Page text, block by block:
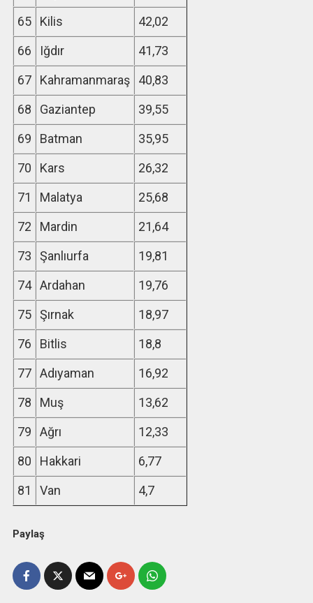
65
Kilis
42,02
66
Iğdır
41,73
67
Kahramanmaraş
40,83
68
Gaziantep
39,55
69
Batman
35,95
70
Kars
26,32
71
Malatya
25,68
72
Mardin
21,64
73
Şanlıurfa
19,81
74 Ardahan
19,76
75 Şırnak
18,97
76
Bitlis
18,8
77 Adıyaman
16,92
78
Muş
13,62
79
Ağrı
12,33
80
Hakkari
6,77
81
Van 4,7
Paylaş